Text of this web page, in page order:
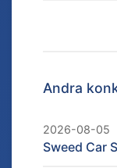
Andra
2026-08-05
Sweed Car